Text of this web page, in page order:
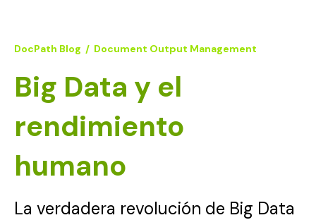
DocPath Blog / Document Output Management
Big Data y el
rendimiento
humano
La verdadera revolución de Big Data